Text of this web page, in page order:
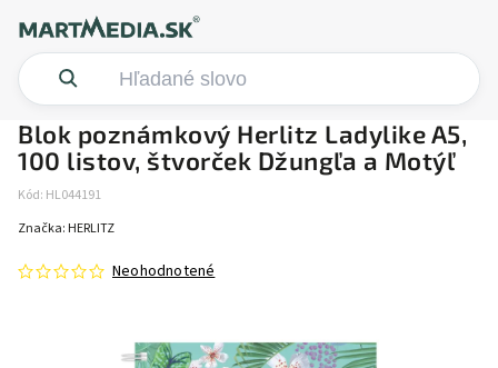
Blok poznámkový Herlitz Ladylike A5,
100 listov, štvorček Džungľa a Motýľ
Kód: HL044191
Neohodnotené
Značka: HERLITZ